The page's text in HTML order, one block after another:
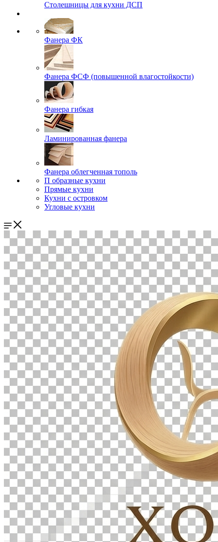
Столешницы для кухни ДСП
Фанера ФК
Фанера ФСФ (повышенной влагостойкости)
Фанера гибкая
Ламинированная фанера
Фанера облегченная тополь
П образные кухни
Прямые кухни
Кухни с островком
Угловые кухни